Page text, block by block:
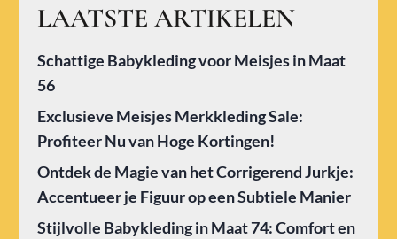
LAATSTE ARTIKELEN
Schattige Babykleding voor Meisjes in Maat
56
Exclusieve Meisjes Merkkleding Sale:
Profiteer Nu van Hoge Kortingen!
Ontdek de Magie van het Corrigerend Jurkje:
Accentueer je Figuur op een Subtiele Manier
Stijlvolle Babykleding in Maat 74: Comfort en